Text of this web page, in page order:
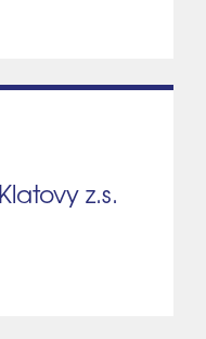
z.s.